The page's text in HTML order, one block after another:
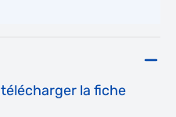
la fiche